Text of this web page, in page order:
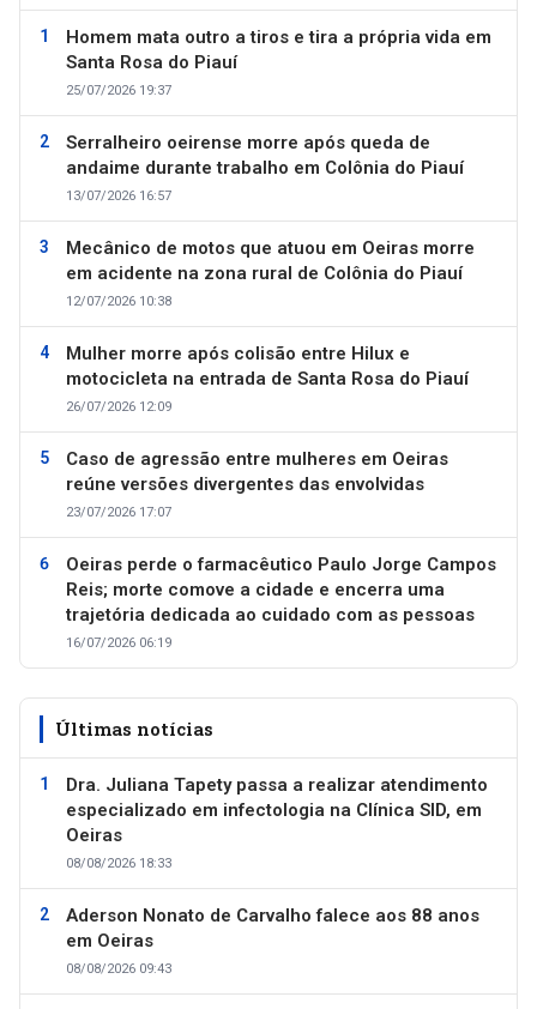
Homem mata outro a tiros e tira a própria vida em
Santa Rosa do Piauí
25/07/2026 19:37
Serralheiro oeirense morre após queda de
andaime durante trabalho em Colônia do Piauí
13/07/2026 16:57
Mecânico de motos que atuou em Oeiras morre
em acidente na zona rural de Colônia do Piauí
12/07/2026 10:38
Mulher morre após colisão entre Hilux e
motocicleta na entrada de Santa Rosa do Piauí
26/07/2026 12:09
Caso de agressão entre mulheres em Oeiras
reúne versões divergentes das envolvidas
23/07/2026 17:07
Oeiras perde o farmacêutico Paulo Jorge Campos
Reis; morte comove a cidade e encerra uma
trajetória dedicada ao cuidado com as pessoas
16/07/2026 06:19
Últimas notícias
Dra. Juliana Tapety passa a realizar atendimento
especializado em infectologia na Clínica SID, em
Oeiras
08/08/2026 18:33
Aderson Nonato de Carvalho falece aos 88 anos
em Oeiras
08/08/2026 09:43